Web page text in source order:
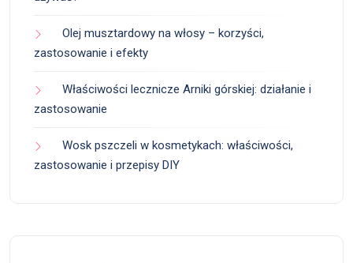
Olej musztardowy na włosy – korzyści,
zastosowanie i efekty
Właściwości lecznicze Arniki górskiej: działanie i
zastosowanie
Wosk pszczeli w kosmetykach: właściwości,
zastosowanie i przepisy DIY